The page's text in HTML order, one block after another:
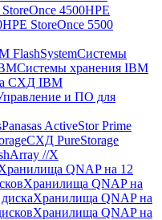
4500HPE
HPE StoreOnce 5500
FlashSystemСистемы
Системы хранения IBM
СХД IBM
и ПО для
Panasas ActiveStor Prime
СХД PureStorage
//X
QNAP на 12
Хранилища QNAP на
Хранилища QNAP на
Хранилища QNAP на